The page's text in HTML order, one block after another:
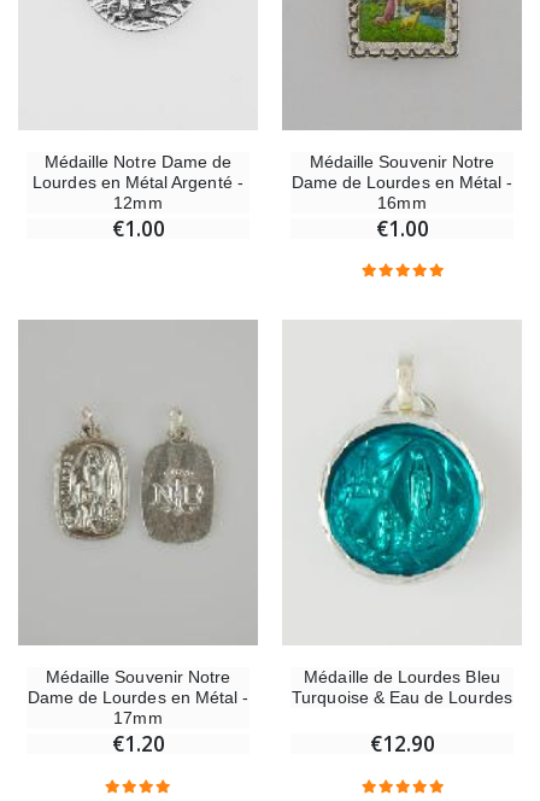
Médaille Notre Dame de
Lourdes en Métal Argenté -
12mm
€1.00
Médaille Souvenir Notre
Dame de Lourdes en Métal -
16mm
€1.00
Médaille Souvenir Notre
Dame de Lourdes en Métal -
17mm
€1.20
Médaille de Lourdes Bleu
Turquoise & Eau de Lourdes
€12.90